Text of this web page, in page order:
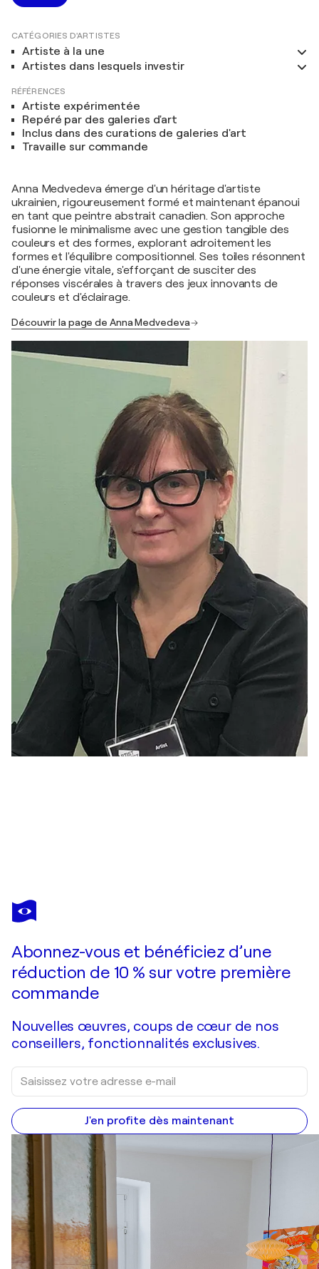
CATÉGORIES D'ARTISTES
Artiste à la une
Artistes dans lesquels investir
RÉFÉRENCES
Artiste expérimentée
Repéré par des galeries d'art
Inclus dans des curations de galeries d'art
Travaille sur commande
Anna Medvedeva émerge d'un héritage d'artiste
ukrainien, rigoureusement formé et maintenant épanoui
en tant que peintre abstrait canadien. Son approche
fusionne le minimalisme avec une gestion tangible des
couleurs et des formes, explorant adroitement les
formes et l'équilibre compositionnel. Ses toiles résonnent
d'une énergie vitale, s'efforçant de susciter des
réponses viscérales à travers des jeux innovants de
couleurs et d'éclairage.
Découvrir la page de Anna Medvedeva
ANNA MEDVEDEVA
Organic forms R36
Abonnez-vous et bénéficiez d’une
réduction de 10 % sur votre première
commande
Nouvelles œuvres, coups de cœur de nos
conseillers, fonctionnalités exclusives.
J'en profite dès maintenant